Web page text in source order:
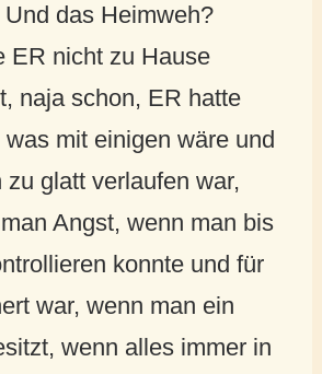
das Heimweh?
ER nicht zu Hause
naja schon, ER hatte
mit einigen wäre und
zu glatt verlaufen war,
Angst, wenn man bis
konnte und für
war, wenn man ein
wenn alles immer in